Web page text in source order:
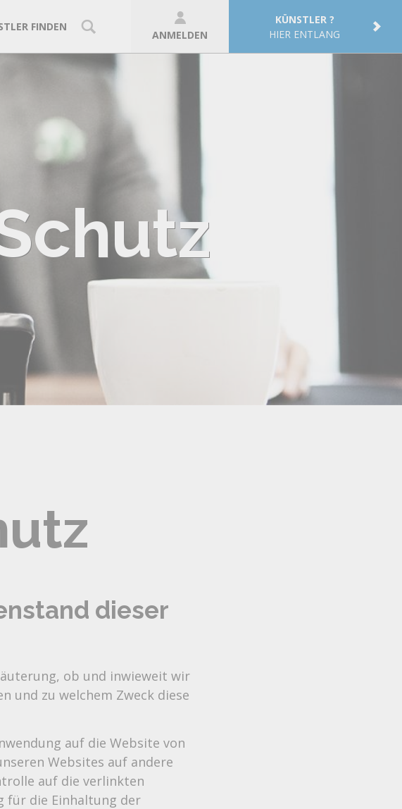
FINDEN
ANMELDEN
KÜNSTLER ?
HIER ENTLANG
dieser
ob und inwieweit wir
und zu welchem Zweck diese
auf die Website von
Websites auf andere
auf die verlinkten
für die Einhaltung der